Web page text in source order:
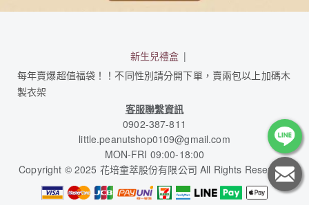
新生兒禮盒
每年賣爆超值福袋！！不同性別請分開下單，賣兩包以上加碼木
製衣架
客服聯繫資訊
0902-387-811
little.peanutshop0109@gmail.com
MON-FRI 09:00-18:00
Copyright © 2025 花培童萃股份有限公司 All Rights Reserved.